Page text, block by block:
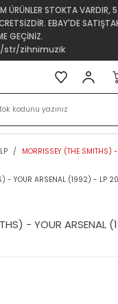
ÜRÜNLER STOKTA VARDIR,
EBAY'DE
GEÇİNİZ.
str/zihnimuzik
MORRISSEY (THE SMITHS)
- YOUR ARSENAL